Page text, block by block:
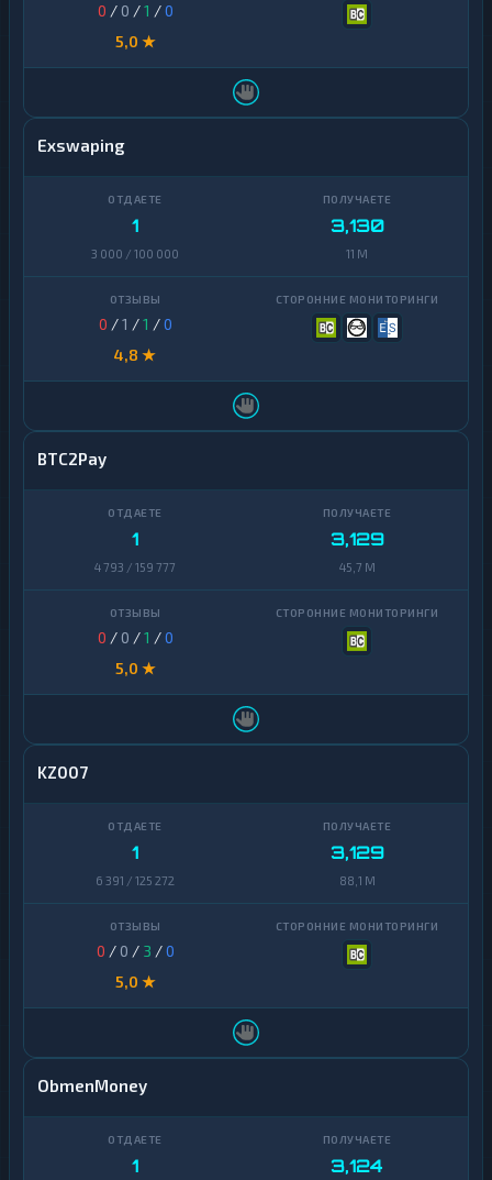
0 / 0 /1 /0
5,0 ★
Exswaping
1
3 000 / 100 000
3,130
11 M
0 /1 /1 /0
4,8 ★
BTC2Pay
1
4 793 / 159 777
3,129
45,7 M
0 / 0 /1 /0
5,0 ★
KZ007
1
6 391 / 125 272
3,129
88,1 M
0 / 0 / 3 /0
5,0 ★
ObmenMoney
1 3,124